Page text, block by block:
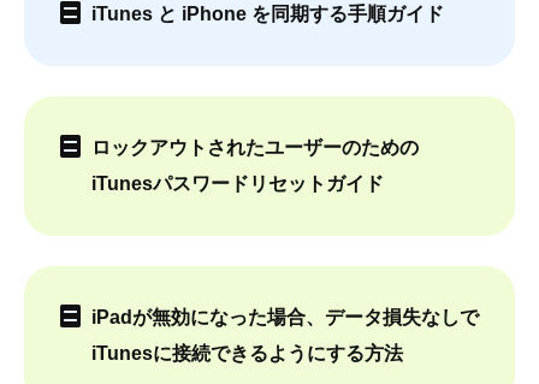
iTunes と iPhone を同期する手順ガイド
ロックアウトされたユーザーのための
iTunesパスワードリセットガイド
iPadが無効になった場合、データ損失なしで
iTunesに接続できるようにする方法